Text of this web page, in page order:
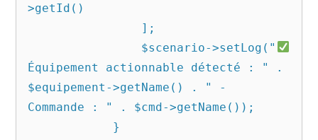
>getId()
                $scenario->setLog("
Équipement actionnable détecté : " .
$equipement->getName() . " -
Commande : " . $cmd->getName());